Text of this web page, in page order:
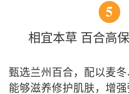
5
相宜本草 百合高
甄选兰州百合，配以麦冬
能够滋养修护肌肤，增